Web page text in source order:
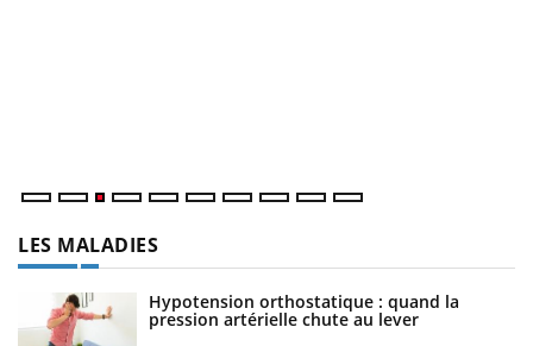
LES MALADIES
Hypotension orthostatique : quand la
pression artérielle chute au lever